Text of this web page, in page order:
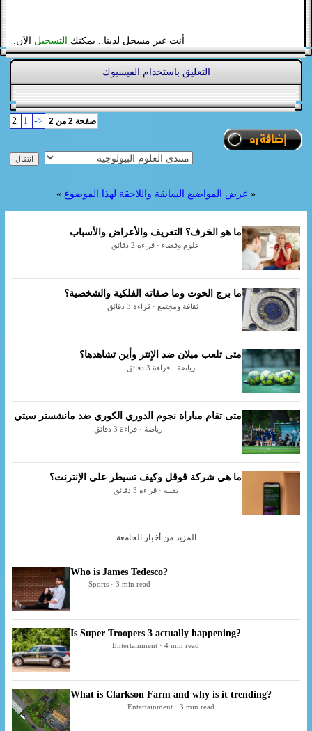
أنت غير مسجل لدينا.. يمكنك التسجيل الآن.
التعليق باستخدام الفيسبوك
صفحة 2 من 2 <-
« عرض المواضيع السابقة واللاحقة لهذا الموضوع »
ما هو الخرف؟ التعريف والأعراض والأسباب
علوم وفضاء · قراءة 2 دقائق
ما برج الحوت وما صفاته الفلكية والشخصية؟
ثقافة ومجتمع · قراءة 3 دقائق
متى تلعب ميلان ضد الإنتر وأين تشاهدها؟
رياضة · قراءة 3 دقائق
متى تقام مباراة نجوم الدوري الكوري ضد مانشستر سيتي
رياضة · قراءة 3 دقائق
ما هي شركة قوقل وكيف تسيطر على الإنترنت؟
تقنية · قراءة 3 دقائق
المزيد من أخبار الجامعة
Who is James Tedesco?
Sports · 3 min read
Is Super Troopers 3 actually happening?
Entertainment · 4 min read
What is Clarkson Farm and why is it trending?
Entertainment · 3 min read